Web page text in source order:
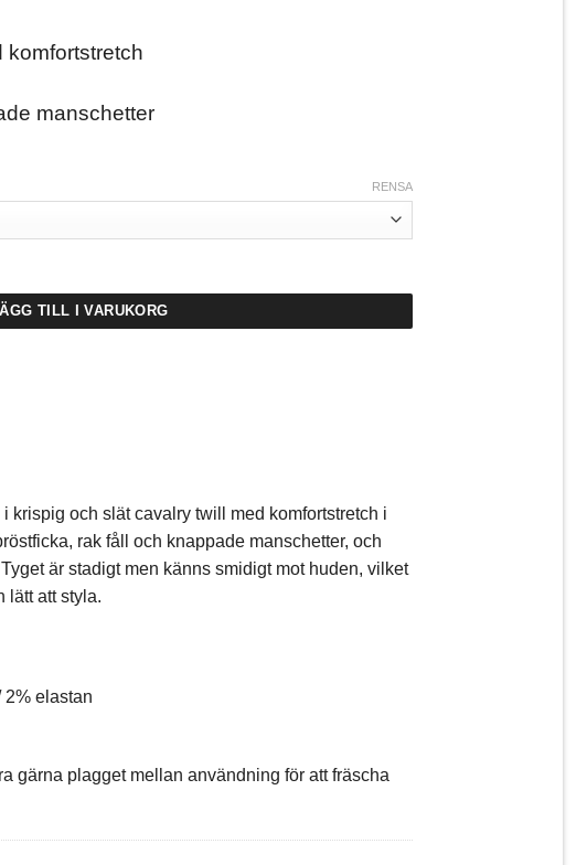
komfortstretch
manschetter
RENSA
- Marinblå mängd
TILL I VARUKORG
krispig och slät cavalry twill med komfortstretch i
rak fåll och knappade manschetter, och
är stadigt men känns smidigt mot huden, vilket
lätt att styla.
elastan
gärna plagget mellan användning för att fräscha